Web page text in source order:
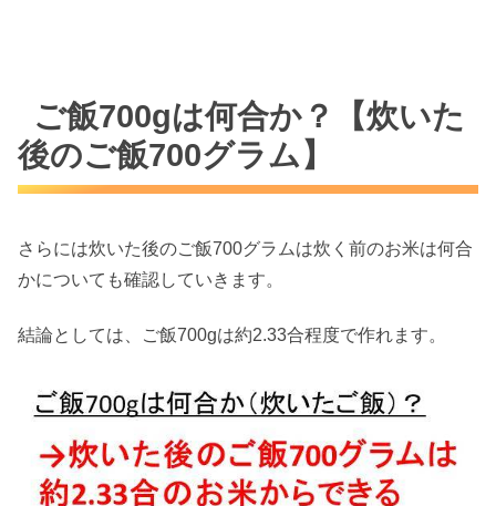
ご飯700gは何合か？【炊いた
後のご飯700グラム】
さらには炊いた後のご飯700グラムは炊く前のお米は何合
かについても確認していきます。
結論としては、ご飯700gは約2.33合程度で作れます。